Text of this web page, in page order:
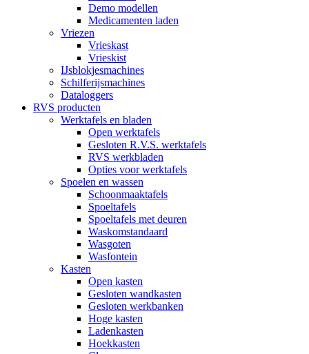
Demo modellen
Medicamenten laden
Vriezen
Vrieskast
Vrieskist
IJsblokjesmachines
Schilferijsmachines
Dataloggers
RVS producten
Werktafels en bladen
Open werktafels
Gesloten R.V.S. werktafels
RVS werkbladen
Opties voor werktafels
Spoelen en wassen
Schoonmaaktafels
Spoeltafels
Spoeltafels met deuren
Waskomstandaard
Wasgoten
Wasfontein
Kasten
Open kasten
Gesloten wandkasten
Gesloten werkbanken
Hoge kasten
Ladenkasten
Hoekkasten